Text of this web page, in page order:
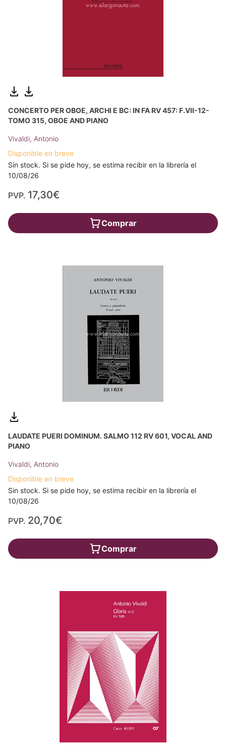
CONCERTO PER OBOE, ARCHI E BC: IN FA RV 457: F.VII-12-
TOMO 315, OBOE AND PIANO
Vivaldi, Antonio
Disponible en breve
Sin stock. Si se pide hoy, se estima recibir en la librería el
10/08/26
PVP. 17,30€
Comprar
LAUDATE PUERI DOMINUM. SALMO 112 RV 601, VOCAL AND
PIANO
Vivaldi, Antonio
Disponible en breve
Sin stock. Si se pide hoy, se estima recibir en la librería el
10/08/26
PVP. 20,70€
Comprar